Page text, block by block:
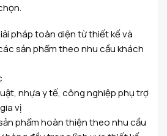
pháp toàn diện từ thiết kế và
sản phẩm theo nhu cầu khách
nhựa y tế, công nghiệp phụ trợ
vị
phẩm hoàn thiện theo nhu cầu